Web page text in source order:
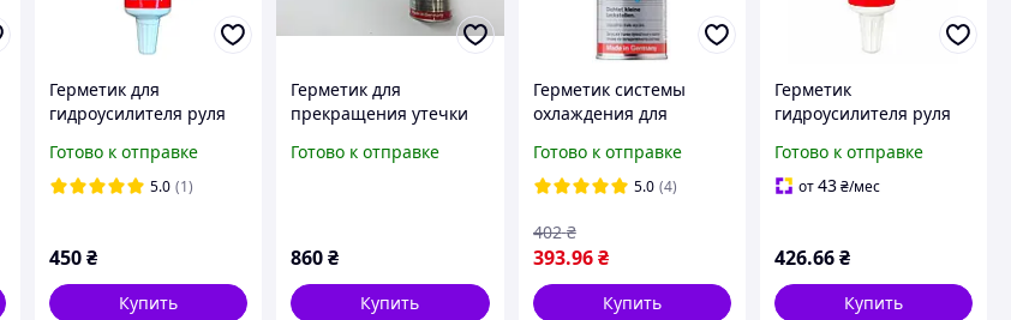
Герметик для
гидроусилителя руля
Servolenkungsol-
Verlust-Stop 0,035л
Готово к отправке
5.0 (1)
450₴
Купить
Герметик для
прекращения утечки
Verlust-Stop 300 ml
Готово к отправке
860₴
Купить
Герметик системы
охлаждения для
в радиаторе Liqui Moly
Kuhler Dichter
Готово к отправке
5.0 (4)
393.96 ₴
402 ₴
Купить
Герметик
гидроусилителя руля
Servolenkungsol-
Verlust-Stop 0,035 л
Готово к отправке
от43₴/мес
426.66₴
Купить